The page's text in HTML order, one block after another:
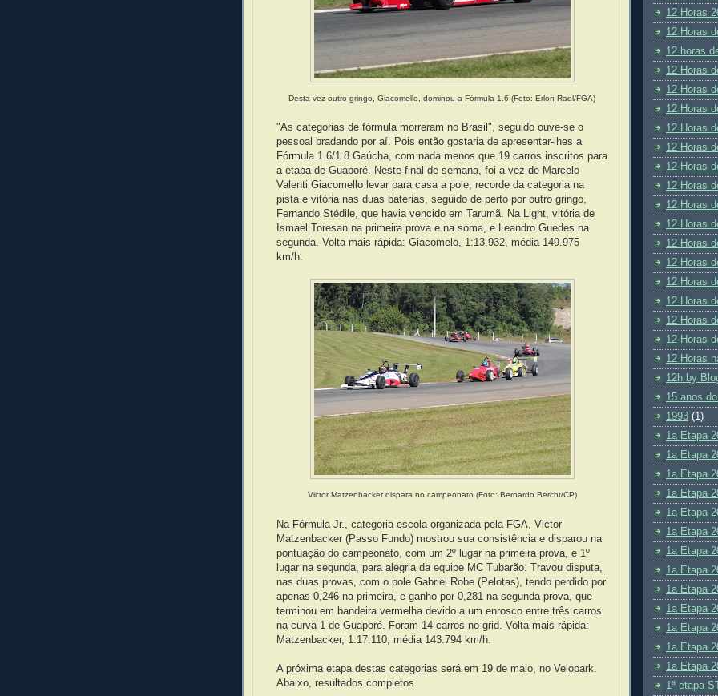
Desta vez outro gringo, Giacomello, dominou a Fórmula 1.6 (Foto: Erlon Radl/FGA)
"As categorias de fórmula morreram no Brasil", seguido ouve-se o
pessoal bradando por aí. Pois então gostaria de apresentar-lhes a
Fórmula 1.6/1.8 Gaúcha, com nada menos que 19 carros inscritos para
a etapa de Guaporé. Neste final de semana, foi a vez de Marcelo
Valenti Giacomello levar para casa a pole, recorde da categoria na
pista e vitória nas duas baterias, seguido de perto por outro gringo,
Fernando Stédile, que havia vencido em Tarumã. Na Light, vitória de
Ismael Toresan na primeira prova e na soma, e Leandro Guedes na
segunda. Volta mais rápida: Giacomelo, 1:13.932, média 149.975
km/h.
Victor Matzenbacker dispara no campeonato (Foto: Bernardo Bercht/CP)
Na Fórmula Jr., categoria-escola organizada pela FGA, Victor
Matzenbacker (Passo Fundo) mostrou sua consistência e disparou na
pontuação do campeonato, com um 2º lugar na primeira prova, e 1º
lugar na segunda, para alegria da equipe MC Tubarão. Travou disputa,
nas duas provas, com o pole Gabriel Robe (Pelotas), tendo perdido por
apenas 0,246 na primeira, e ganho por 0,281 na segunda prova, que
terminou em bandeira vermelha devido a um enrosco entre três carros
na curva 1 de Guaporé. Foram 14 carros no grid. Volta mais rápida:
Matzenbacker, 1:17.110, média 143.794 km/h.
A próxima etapa destas categorias será em 19 de maio, no Velopark.
Abaixo, resultados completos.
12 Horas
12 Horas
12 horas
12 Horas
12 Horas
12 Horas
12 Horas
12 Horas
12 Horas
12 Horas
12 Horas
12 Horas
12 Horas
12 Horas
12 Horas
12 Horas
12 Horas
12 Horas
12 Horas
12h by
15 anos
1993 (1)
1a Etapa
1a Etapa
1a Etapa
1a Etapa
1a Etapa
1a Etapa
1a Etapa
1a Etapa
1a Etapa
1a Etapa
1a Etapa
1a Etapa
1a Etapa
1ª etapa